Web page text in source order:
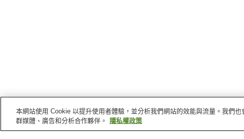
本網站使用 Cookie 以提升使用者體驗，並分析我們網站的效能與流量。我們
群媒體、廣告和分析合作夥伴。
隱私權政策